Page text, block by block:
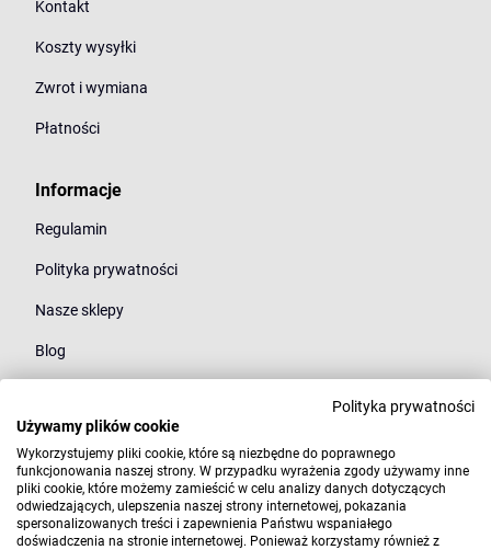
Kontakt
Koszty wysyłki
Zwrot i wymiana
Płatności
Informacje
Regulamin
Polityka prywatności
Nasze sklepy
Blog
Młodzież
Styl
Marki
Polityka prywatności
Używamy plików cookie
Wykorzystujemy pliki cookie, które są niezbędne do poprawnego
funkcjonowania naszej strony. W przypadku wyrażenia zgody używamy inne
pliki cookie, które możemy zamieścić w celu analizy danych dotyczących
odwiedzających, ulepszenia naszej strony internetowej, pokazania
spersonalizowanych treści i zapewnienia Państwu wspaniałego
doświadczenia na stronie internetowej. Ponieważ korzystamy również z